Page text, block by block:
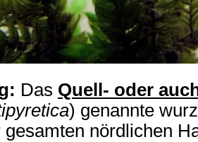
Das Quell- oder
) genannte
gesamten nördlichen